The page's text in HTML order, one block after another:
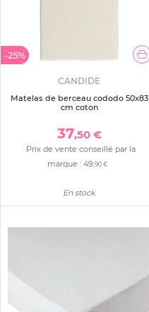
-25%
CANDIDE
Matelas de berceau cododo 50x83
cm coton
37,50 €
Prix de vente conseillé par la
marque :49,90 €
En stock